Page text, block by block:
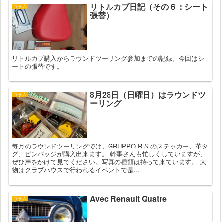
コラム リトルカブ日記（その６：シート
張替）
リトルカブ購入からラウンドツーリング参加までの記録。今回はシ
ートの張替です。
コラム 8月28日（日曜日）はラウンドツ
ーリング
毎月のラウンドツーリングでは、GRUPPO R.S.のステッカー、革タ
グ、ピンバッジが購入出来ます。 幹事さんも忙しくしていますが、
ぜひ声をかけて見てください。写真の種類は持って来ています。 大
物はクラブハウスで行われるイベントで是...
コラム Avec Renault Quatre